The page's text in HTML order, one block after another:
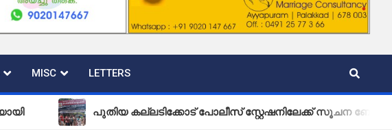
MISC LETTERS
പുതിയ കല്ലടിക്കോട് പോലീസ് സ്റ്റേഷനിലേക്ക് സൂചന ബോർഡ്